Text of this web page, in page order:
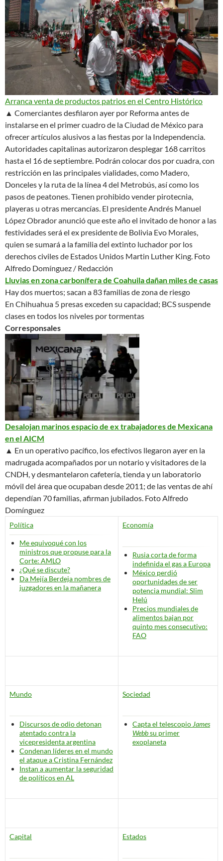
Arranca venta de productos patrios en el Centro Histórico
▲ Comerciantes desfilaron ayer por Reforma antes de
instalarse en el primer cuadro de la Ciudad de México para
ofrecer artículos alusivos a las fiestas por la Independencia.
Autoridades capitalinas autorizaron desplegar 168 carritos
hasta el 16 de septiembre. Podrán colocar dos por cuadra, con
restricción en las principales vialidades, como Madero,
Donceles y la ruta de la línea 4 del Metrobús, así como los
pasos de peatones. Tienen prohibido vender pirotecnia,
playeras u otras mercancías. El presidente Andrés Manuel
López Obrador anunció que este año el invitado de honora las
festividades será el ex presidente de Bolivia Evo Morales,
quien se sumará a la familia del extinto luchador por los
derechos civiles de Estados Unidos Martin Luther King. Foto
Alfredo Domínguez / Redacción
Lluvias en zona carbonífera de Coahuila dañan miles de casas
Hay dos muertos; sacan a 83 familias de zona de riesgo
En Chihuahua 5 presas exceden su capacidad; BCS suspende
clases en todos los niveles por tormentas
Corresponsales
Desalojan marinos espacio de ex trabajadores de Mexicana
en el AICM
▲ En un operativo pacífico, los efectivos llegaron ayer en la
madrugada acompañados por un notario y visitadores de la
CNDH, y desmantelaron cafetería, tienda y un laboratorio
móvil del área que ocupaban desde 2011; de las ventas de ahí
dependían 70 familias, afirman jubilados. Foto Alfredo
Domínguez
Política
Me equivoqué con los
ministros que propuse para la
Corte: AMLO
¿Qué se discute?
Da Mejía Berdeja nombres de
juzgadores en la mañanera
Economía
Rusia corta de forma
indefinida el gas a Europa
México perdió
oportunidades de ser
potencia mundial: Slim
Helú
Precios mundiales de
alimentos bajan por
quinto mes consecutivo:
FAO
Mundo
Discursos de odiodetonan
atentado contra la
vicepresidenta argentina
Condenan líderes en el mundo
el ataque a Cristina Fernández
Instan a aumentar la seguridad
de políticos en AL
Sociedad
Capta el telescopio James
Webbsu primer
exoplaneta
Capital Estados